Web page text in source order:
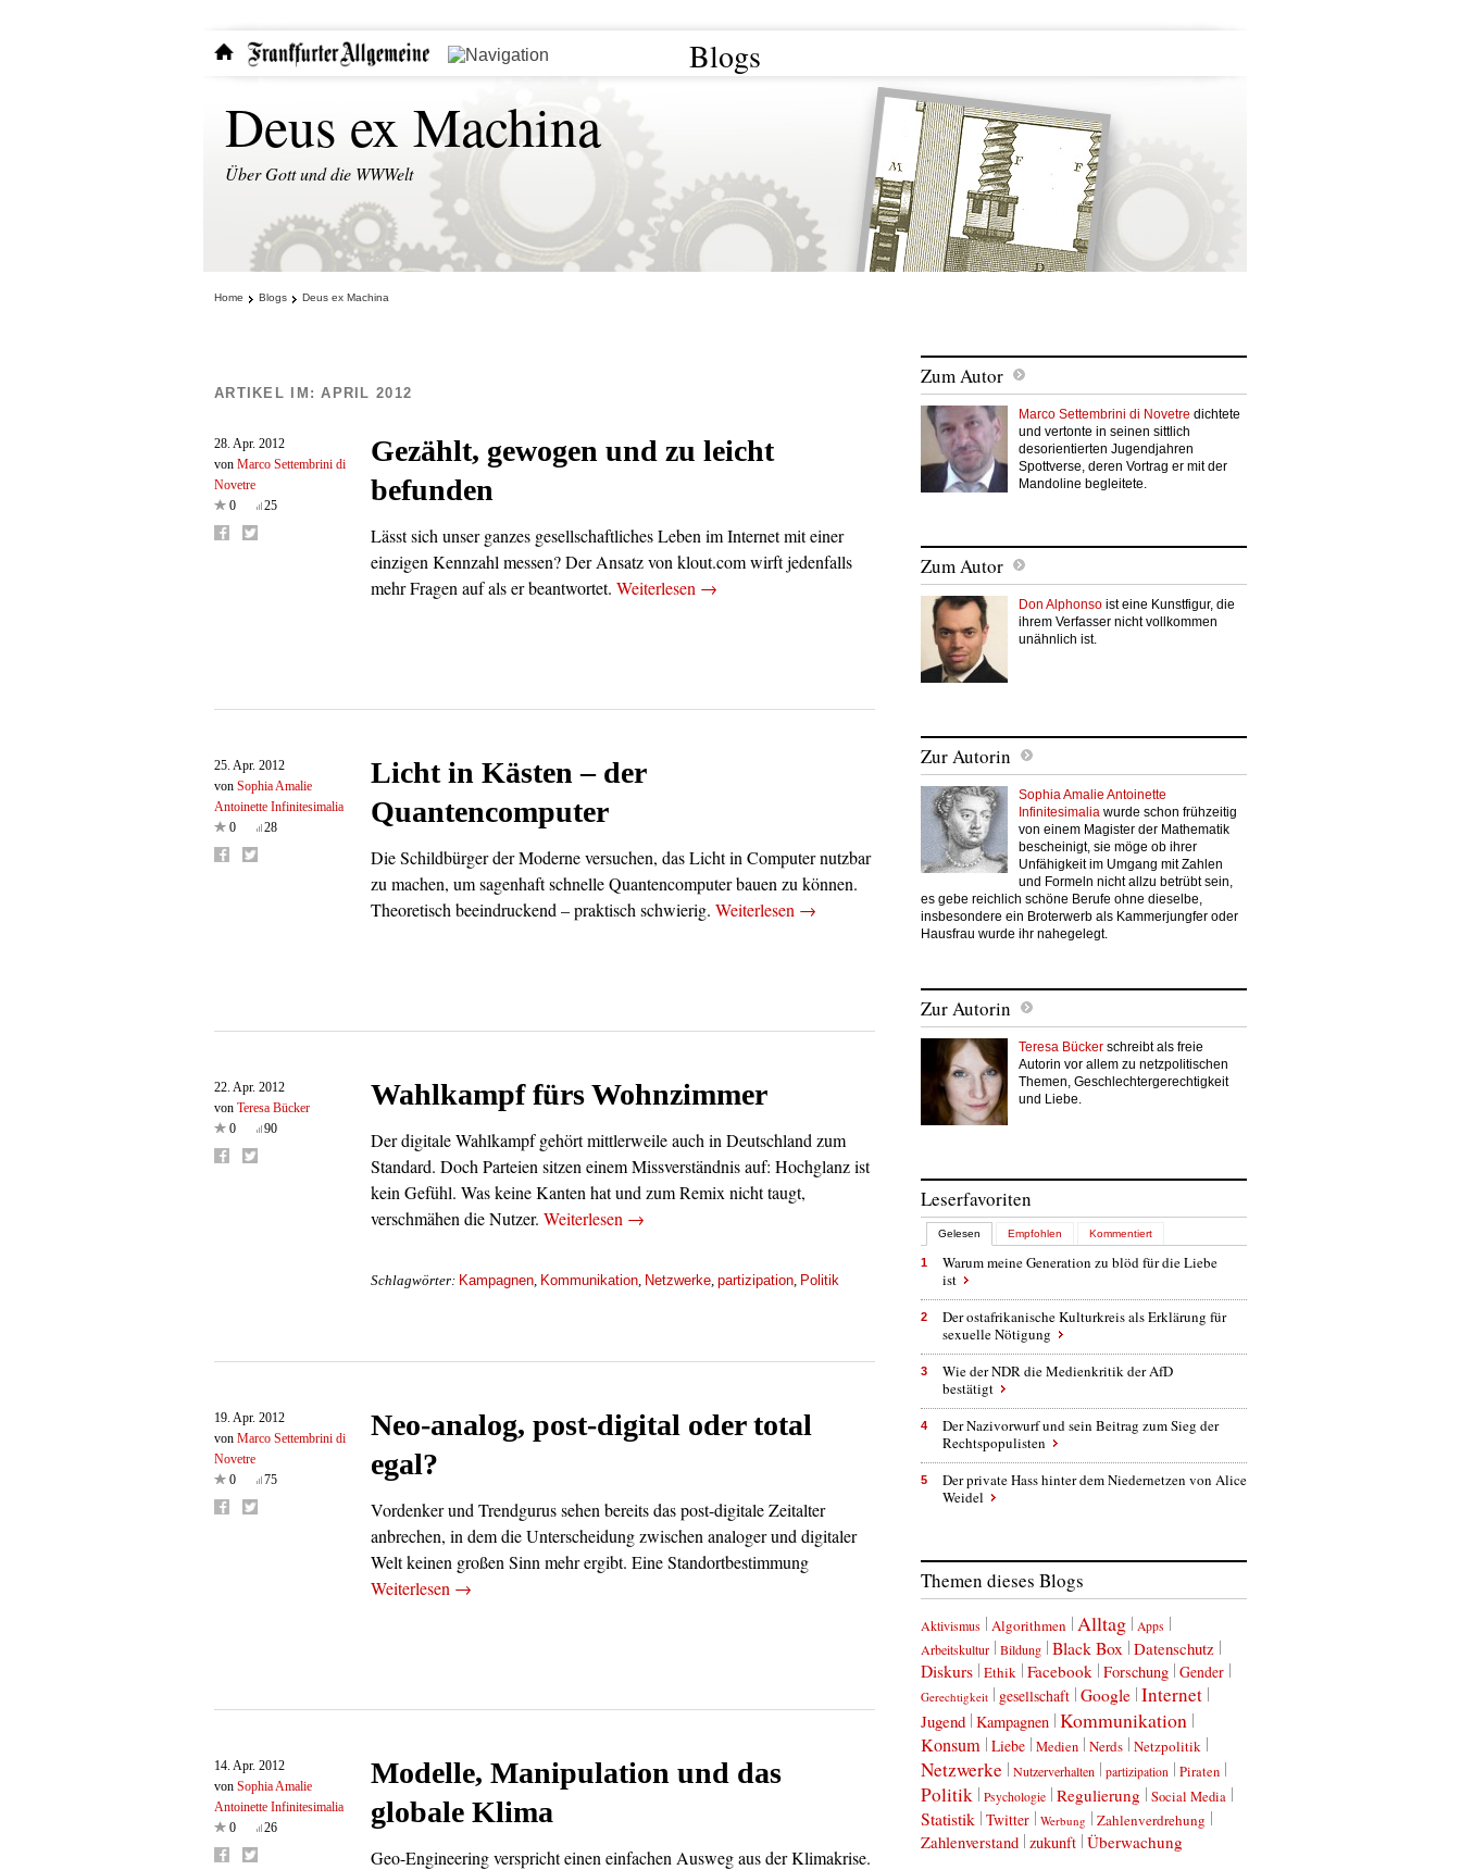
Blogs
Deus ex Machina
Über Gott und die WWWelt
Home Blogs Deus ex Machina
ARTIKEL IM:APRIL 2012
28. Apr. 2012
von Marco Settembrini di
Novetre
0
25
Gezählt, gewogen und zu leicht
befunden
Lässt sich unser ganzes gesellschaftliches Leben im Internet mit einer
einzigen Kennzahl messen? Der Ansatz von klout.com wirft jedenfalls
mehr Fragen auf als er beantwortet. Weiterlesen →
25. Apr. 2012
von Sophia Amalie
Antoinette Infinitesimalia
0
28
Licht in Kästen – der
Quantencomputer
Die Schildbürger der Moderne versuchen, das Licht in Computer nutzbar
zu machen, um sagenhaft schnelle Quantencomputer bauen zu können.
Theoretisch beeindruckend – praktisch schwierig. Weiterlesen →
22. Apr. 2012
von Teresa Bücker
0
90
Wahlkampf fürs Wohnzimmer
Der digitale Wahlkampf gehört mittlerweile auch in Deutschland zum
Standard. Doch Parteien sitzen einem Missverständnis auf: Hochglanz ist
kein Gefühl. Was keine Kanten hat und zum Remix nicht taugt,
verschmähen die Nutzer. Weiterlesen →
Schlagwörter: Kampagnen, Kommunikation, Netzwerke, partizipation, Politik
19. Apr. 2012
von Marco Settembrini di
Novetre
0
75
Neo-analog, post-digital oder total
egal?
Vordenker und Trendgurus sehen bereits das post-digitale Zeitalter
anbrechen, in dem die Unterscheidung zwischen analoger und digitaler
Welt keinen großen Sinn mehr ergibt. Eine Standortbestimmung
Weiterlesen →
14. Apr. 2012
von Sophia Amalie
Antoinette Infinitesimalia
0
26
Modelle, Manipulation und das
globale Klima
Geo-Engineering verspricht einen einfachen Ausweg aus der Klimakrise.
Zum Autor
Marco Settembrini di Novetre dichtete
und vertonte in seinen sittlich
desorientierten Jugendjahren
Spottverse, deren Vortrag er mit der
Mandoline begleitete.
Zum Autor
Don Alphonso ist eine Kunstfigur, die
ihrem Verfasser nicht vollkommen
unähnlich ist.
Zur Autorin
Sophia Amalie Antoinette
Infinitesimalia wurde schon frühzeitig
von einem Magister der Mathematik
bescheinigt, sie möge ob ihrer
Unfähigkeit im Umgang mit Zahlen
und Formeln nicht allzu betrübt sein,
es gebe reichlich schöne Berufe ohne dieselbe,
insbesondere ein Broterwerb als Kammerjungfer oder
Hausfrau wurde ihr nahegelegt.
Zur Autorin
Teresa Bücker schreibt als freie
Autorin vor allem zu netzpolitischen
Themen, Geschlechtergerechtigkeit
und Liebe.
Leserfavoriten
Gelesen Empfohlen Kommentiert
1
Warum meine Generation zu blöd für die Liebe
ist
2
Der ostafrikanische Kulturkreis als Erklärung für
sexuelle Nötigung
3
Wie der NDR die Medienkritik der AfD
bestätigt
4
Der Nazivorwurf und sein Beitrag zum Sieg der
Rechtspopulisten
5
Der private Hass hinter dem Niedernetzen von Alice
Weidel
Themen dieses Blogs
Aktivismus Algorithmen Alltag Apps
Arbeitskultur Bildung Black Box Datenschutz
Diskurs Ethik Facebook Forschung Gender
Gerechtigkeit gesellschaft Google Internet
Jugend Kampagnen Kommunikation
Konsum Liebe Medien Nerds Netzpolitik
Netzwerke Nutzerverhalten partizipation Piraten
Politik Psychologie Regulierung Social Media
Statistik Twitter Werbung Zahlenverdrehung
Zahlenverstand zukunft Überwachung